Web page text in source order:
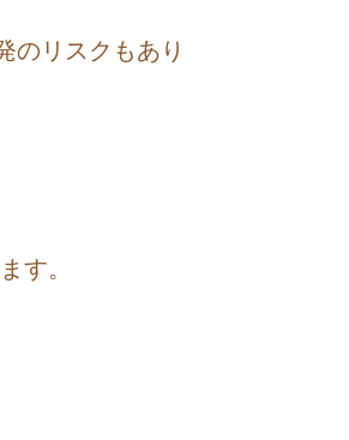
のリスクもあり
す。